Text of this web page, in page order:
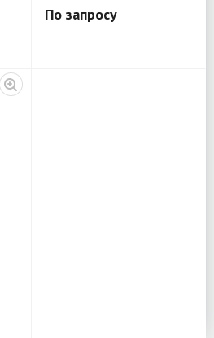
По запросу